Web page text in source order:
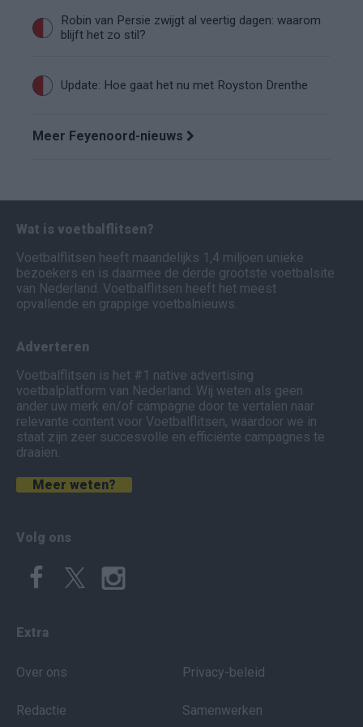
Robin van Persie zwijgt al veertig dagen: waarom
blijft het zo stil?
Update: Hoe gaat het nu met Royston Drenthe
Meer Feyenoord-nieuws
Wat is voetbalflitsen?
Voetbalflitsen heeft maandelijks 1,4 miljoen unieke
bezoekers en is daarmee de derde grootste voetbalsite
van Nederland. Voetbalflitsen heeft het meest
opvallende en grappige voetbalnieuws.
Adverteren
Voetbalflitsen is het #1 native advertising
voetbalplatform van Nederland. Wij weten als geen
ander uw merk en/of campagne door te vertalen naar
relevante content voor Voetbalflitsen, waardoor we in
staat zijn zeer succesvolle en efficiënte campagnes te
draaien.
Meer weten?
Volg ons
Extra
Over ons
Redactie
Privacy-beleid
Samenwerken